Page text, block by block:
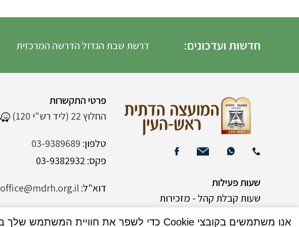
חדשות ועדכונים: דרשת שבת הגדול הדרשה המרכזית
פרטי התקשרות
החלוץ 22 (ליד רש"י 120)
טלפון: 03-9389689
פקס: 03-9382932
דוא"ל:office@mdrh.org.il
שעות פעילות
שעות קבלת קהל - מזכירות
אנו משתמשים בקובצי Cookie כדי לשפר את חוויית המשתמש שלך באתר שלנו. על ידי גלישה באתר זה, הנך מסכים לשימוש שלנו בקובצי Cookie.